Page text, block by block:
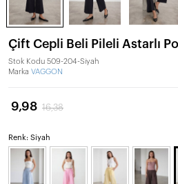
Çift Cepli Beli Pileli Astarlı
Stok Kodu 509-204-Siyah
Marka VAGGON
9,98 16,38
Renk: Siyah